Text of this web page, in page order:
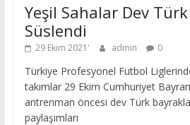
Yeşil Sahalar Dev
Süslendi
29 Ekim 2021 admin 0
Türkiye Profesyonel Futbol
takımlar 29 Ekim Cumhuriyet
antrenman öncesi dev Türk
paylaşımları